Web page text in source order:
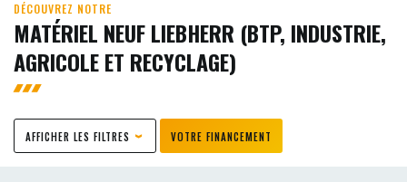
DÉCOUVREZ NOTRE
MATÉRIEL NEUF LIEBHERR (BTP, INDUSTRIE,
AGRICOLE ET RECYCLAGE)
AFFICHER LES FILTRES VOTRE FINANCEMENT